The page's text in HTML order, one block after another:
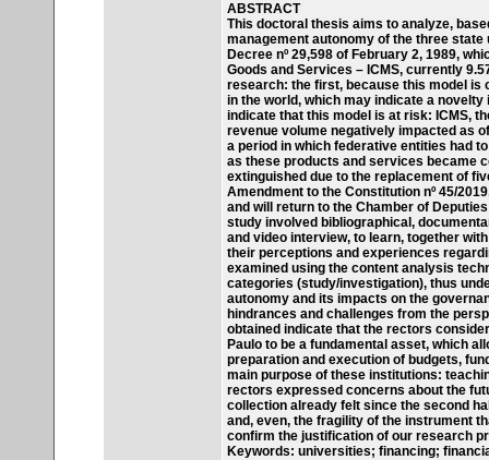
ABSTRACT
This doctoral thesis aims to analyze,
management autonomy of the three state
Decree nº 29,598 of February 2, 1989,
Goods and Services – ICMS, currently
research: the first, because this model is
in the world, which may indicate a
indicate that this model is at risk: ICMS,
revenue volume negatively impacted as
a period in which federative entities had
as these products and services became
extinguished due to the replacement of
Amendment to the Constitution nº 45/
and will return to the Chamber of
study involved bibliographical,
and video interview, to learn, together
their perceptions and experiences
examined using the content analysis
categories (study/investigation), thus
autonomy and its impacts on the
hindrances and challenges from the
obtained indicate that the rectors
Paulo to be a fundamental asset, which
preparation and execution of budgets,
main purpose of these institutions:
rectors expressed concerns about the
collection already felt since the second
and, even, the fragility of the instrument
confirm the justification of our research
Keywords: universities; financing;